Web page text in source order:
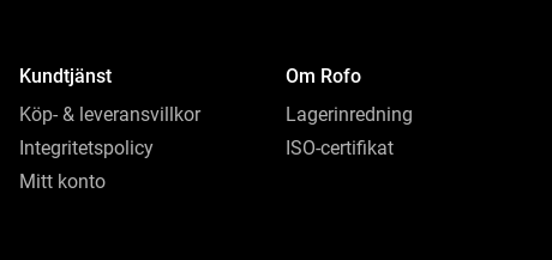
Kundtjänst
Köp- & leveransvillkor
Integritetspolicy
Mitt konto
Om Rofo
Lagerinredning
ISO-certifikat